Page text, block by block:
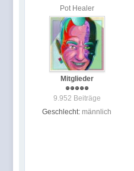
Pot Healer
Mitglieder
9.952 Beiträge
Geschlecht: männlich